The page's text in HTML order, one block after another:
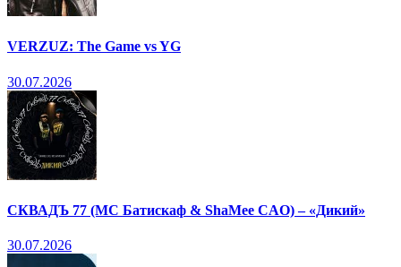
VERZUZ: The Game vs YG
30.07.2026
СКВАДЪ 77 (МС Батискаф & ShaMee CAO) – «Дикий»
30.07.2026